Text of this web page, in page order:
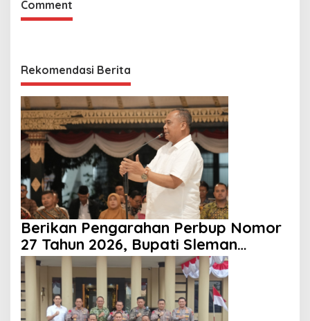
Comment
Rekomendasi Berita
Berikan Pengarahan Perbup Nomor
27 Tahun 2026, Bupati Sleman
Tekankan Profesionalisme dan
Pelayanan Masyarakat